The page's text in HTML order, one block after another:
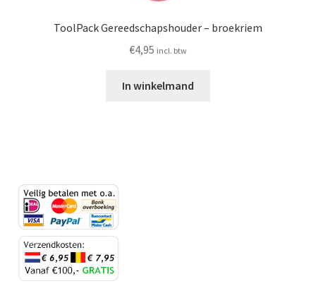
ToolPack Gereedschapshouder – broekriem
€4,95 incl. btw
In winkelmand